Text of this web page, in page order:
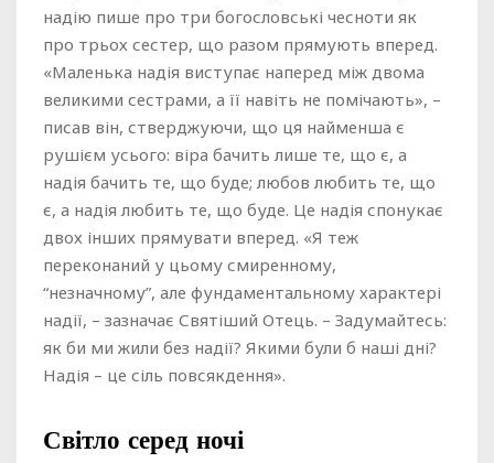
надію пише про три богословські чесноти як
про трьох сестер, що разом прямують вперед.
«Маленька надія виступає наперед між двома
великими сестрами, а її навіть не помічають», –
писав він, стверджуючи, що ця найменша є
рушієм усього: віра бачить лише те, що є, а
надія бачить те, що буде; любов любить те, що
є, а надія любить те, що буде. Це надія спонукає
двох інших прямувати вперед. «Я теж
переконаний у цьому смиренному,
“незначному”, але фундаментальному характері
надії, – зазначає Святіший Отець. – Задумайтесь:
як би ми жили без надії? Якими були б наші дні?
Надія – це сіль повсякдення».
Світло серед ночі